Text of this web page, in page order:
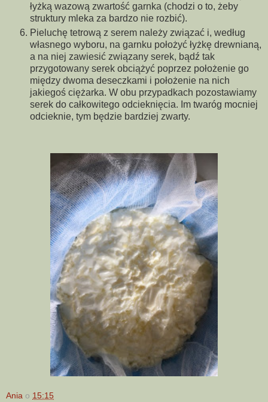
łyżką wazową zwartość garnka (chodzi o to, żeby
struktury mleka za bardzo nie rozbić).
Pieluchę tetrową z serem należy związać i, według
własnego wyboru, na garnku położyć łyżkę drewnianą,
a na niej zawiesić związany serek, bądź tak
przygotowany serek obciążyć poprzez położenie go
między dwoma deseczkami i położenie na nich
jakiegoś ciężarka. W obu przypadkach pozostawiamy
serek do całkowitego odcieknięcia. Im twaróg mocniej
odcieknie, tym będzie bardziej zwarty.
Ania o 15:15